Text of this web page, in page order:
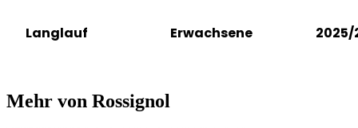
Langlauf Erwachsene 2025/
Mehr von Rossignol